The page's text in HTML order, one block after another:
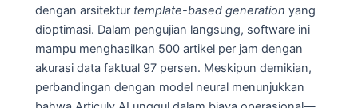
dengan arsitektur template-based generation yang
dioptimasi. Dalam pengujian langsung, software ini
mampu menghasilkan 500 artikel per jam dengan
akurasi data faktual 97 persen. Meskipun demikian,
perbandingan dengan model neural menunjukkan